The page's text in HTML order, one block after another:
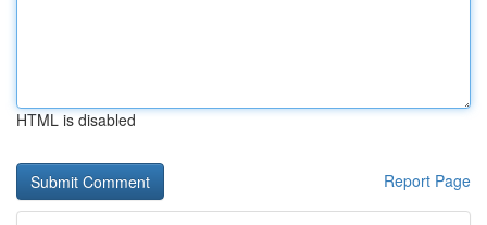
HTML is disabled
Report Page